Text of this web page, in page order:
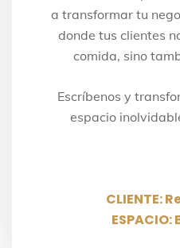
a transformar tu
donde tus clientes
comida, sino
Escríbenos y
espacio
CLIENTE: